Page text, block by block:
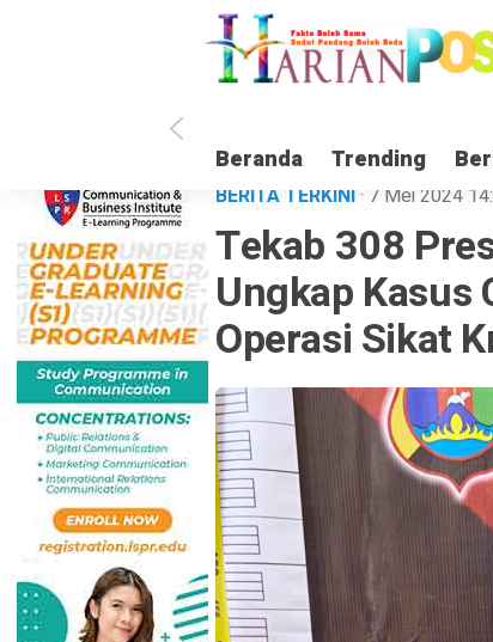
Beranda Trending
BERITA TERKINI· 7 Mei 2024
Tekab 308
Ungkap Kasus
Operasi Sikat